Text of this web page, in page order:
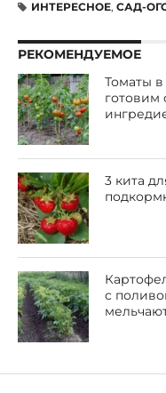
ИНТЕРЕСНОЕ, САД-
РЕКОМЕНДУЕМОЕ
Томаты
готовим
3 кита
с